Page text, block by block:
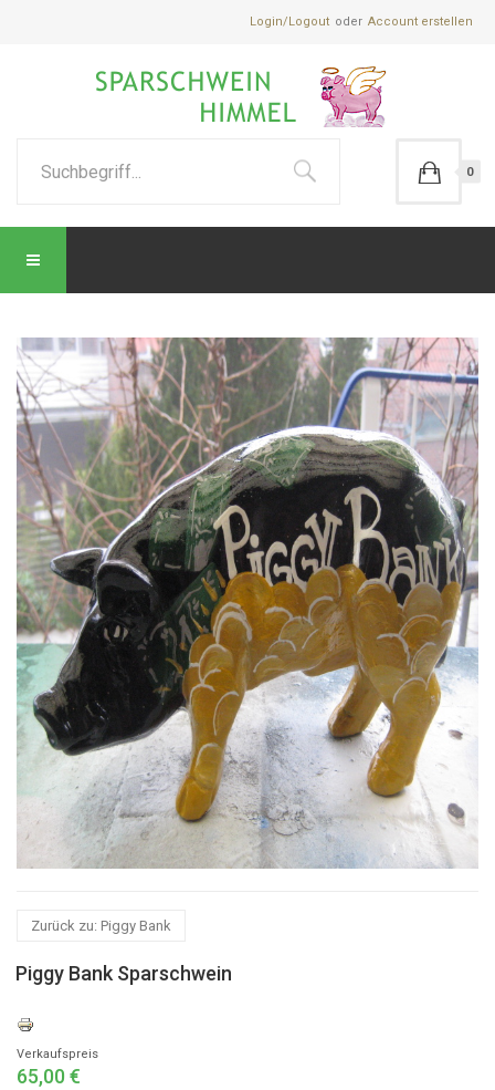
Login/Logout Account erstellen
0
Zurück zu: Piggy Bank
Piggy Bank Sparschwein
Verkaufspreis
65,00 €